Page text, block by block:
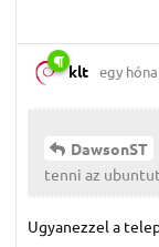
klt egy
DawsonST
tenni az ubuntut
Ugyanezzel a